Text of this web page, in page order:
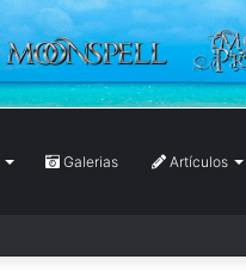
Galerias Artículos